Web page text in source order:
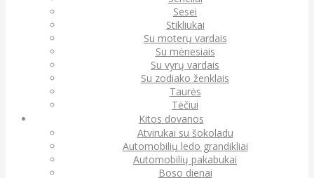
Sesei
Stikliukai
Su moterų vardais
Su mėnesiais
Su vyrų vardais
Su zodiako ženklais
Taurės
Tėčiui
Kitos dovanos
Atvirukai su šokoladu
Automobilių ledo grandikliai
Automobilių pakabukai
Boso dienai